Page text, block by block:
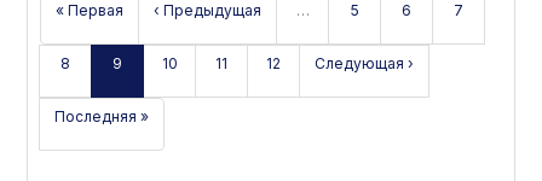
« Первая ‹ Предыдущая … 5 6 7
8 9 10 11 12 Следующая ›
Последняя »